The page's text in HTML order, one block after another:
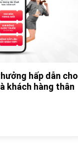
hấp dẫn cho
khách hàng thân